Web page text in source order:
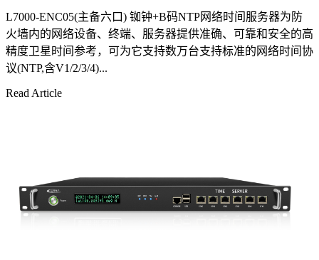
L7000-ENC05(主备六口) 铷钟+B码NTP网络时间服务器为防
火墙内的网络设备、终端、服务器提供准确、可靠和安全的高
精度卫星时间参考，可为它支持数万台支持标准的网络时间协
议(NTP,含V1/2/3/4)...
Read Article